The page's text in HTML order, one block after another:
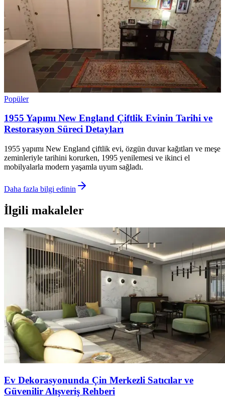
Popüler
1955 Yapımı New England Çiftlik Evinin Tarihi ve
Restorasyon Süreci Detayları
1955 yapımı New England çiftlik evi, özgün duvar kağıtları ve meşe
zeminleriyle tarihini korurken, 1995 yenilemesi ve ikinci el
mobilyalarla modern yaşamla uyum sağladı.
Daha fazla bilgi edinin
İlgili makaleler
Ev Dekorasyonunda Çin Merkezli Satıcılar ve
Güvenilir Alışveriş Rehberi